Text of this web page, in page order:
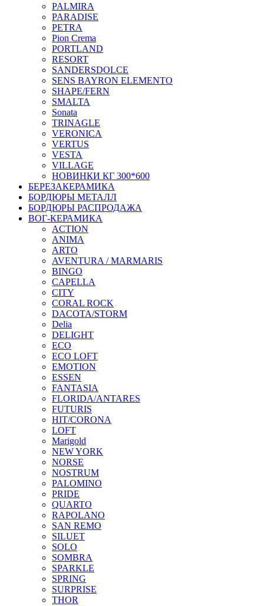
PALMIRA
PARADISE
PETRA
Pion Crema
PORTLAND
RESORT
SANDERSDOLCE
SENS BAYRON ELEMENTO
SHAPE/FERN
SMALTA
Sonata
TRINAGLE
VERONICA
VERTUS
VESTA
VILLAGE
НОВИНКИ КГ 300*600
БЕРЕЗАКЕРАМИКА
БОРДЮРЫ МЕТАЛЛ
БОРДЮРЫ РАСПРОДАЖА
ВОГ-КЕРАМИКА
ACTION
ANIMA
ARTO
AVENTURA / MARMARIS
BINGO
CAPELLA
CITY
CORAL ROCK
DACOTA/STORM
Delia
DELIGHT
ECO
ECO LOFT
EMOTION
ESSEN
FANTASIA
FLORIDA/ANTARES
FUTURIS
HIT/CORONA
LOFT
Marigold
NEW YORK
NORSE
NOSTRUM
PALOMINO
PRIDE
QUARTO
RAPOLANO
SAN REMO
SILUET
SOLO
SOMBRA
SPARKLE
SPRING
SURPRISE
THOR